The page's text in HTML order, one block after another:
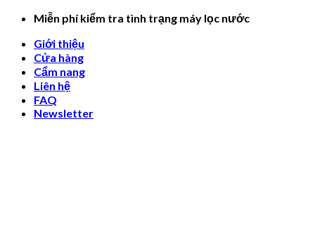
Skip
content
Miễn phí kiểm tra tình trạng máy lọc nước
Giới thiệu
Cửa hàng
Cẩm nang
Liên hệ
FAQ
Newsletter